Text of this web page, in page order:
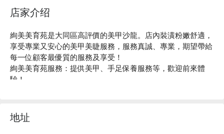
店家介绍
絢美美育苑是大同區高評價的美甲沙龍。店內裝潢粉嫩舒適，
享受專業又安心的美甲美睫服務，服務真誠、專業，期望帶給
每一位顧客最優質的服務及享受！
絢美美育苑服務：提供美甲、手足保養服務等，歡迎前來體
驗！
絢美美育苑預約、絢美美育苑價格立刻查看⬇︎
地址